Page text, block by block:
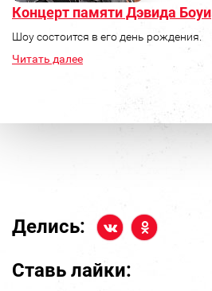
Концерт памяти Дэвида Боуи
Шоу состоится в его день рождения.
Читать далее
Делись:
Ставь лайки: